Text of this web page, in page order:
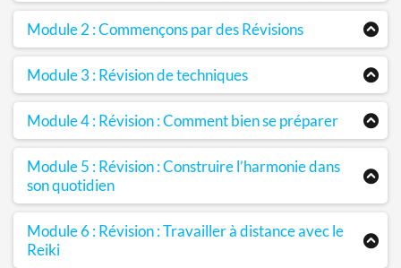
L'approche Pédagogique
En route vers le Niveau 3
Module 2 : Commençons par des Révisions
Pourquoi des révisions
Module 3 : Révision de techniques
Technique Gasshô
La Technique Kenyoku
La Technique Byosen
Module 4 : Révision : Comment bien se préparer
Routine de Préparation
RCAP : La Respiration
Pratiquer le Respiration
RCAP : Le Centrage
Module 5 : Révision : Construire l’harmonie dans
son quotidien
Introduction
Les 5 idéaux Reiki
Module 6 : Révision : Travailler à distance avec le
Reiki